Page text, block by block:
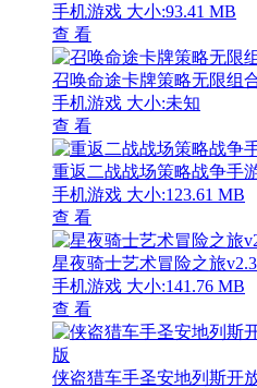
手机游戏 大小:93.41 MB
查 看
召唤命途卡牌策略无限组
手机游戏 大小:未知
查 看
重返二战战场策略战争手
手机游戏 大小:123.61 MB
查 看
星夜骑士艺术冒险之旅
手机游戏 大小:141.76 MB
查 看
侠盗猎车手圣安地列斯开